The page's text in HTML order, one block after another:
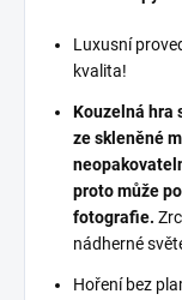
Luxusní
kvalita!
Kouzelná hra
ze skleněné
proto může
fotografie.
nádherné
Hoření bez